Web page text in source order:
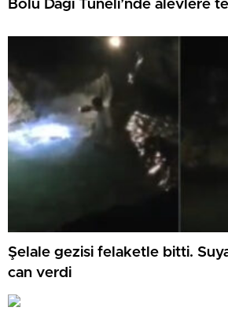
Bolu Dağı Tüneli’nde alevlere
Şelale gezisi felaketle bitti.
can verdi